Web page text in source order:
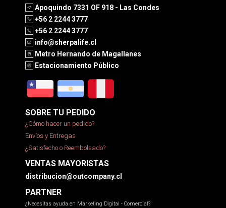
Apoquindo 7331 OF 918 - Las Condes
+56 2 2244 3777
+56 2 2244 3777
info@sherpalife.cl
Metro Hernando de Magallanes
Estacionamiento Público
SOBRE TU PEDIDO
¿Cómo hacer un pedido?
Envíos y Entregas
¿Satisfecho o Reembolsado?
VENTAS MAYORISTAS
distribucion@outcompany.cl
PARTNER
¿Necesitas ayuda en Marketing Digital - Comercial?